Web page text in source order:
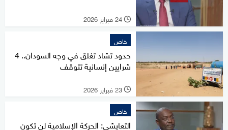
l 24 فبراير 2026
خاص
حدود تشاد تغلق في وجه السودان.. 4
شرايين إنسانية تتوقف
l 23 فبراير 2026
خاص
التعايشي: الحركة الإسلامية لن تكون